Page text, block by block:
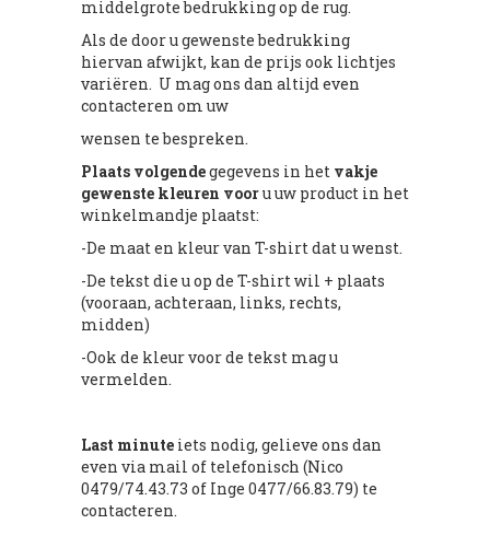
middelgrote bedrukking op de rug.
Als de door u gewenste bedrukking
hiervan afwijkt, kan de prijs ook lichtjes
variëren. U mag ons dan altijd even
contacteren om uw
wensen te bespreken.
Plaats volgendegegevens in het vakje
gewenste kleuren vooru uw product in het
winkelmandje plaatst:
-De maat en kleur van T-shirt dat u wenst.
-De tekst die u op de T-shirt wil + plaats
(vooraan, achteraan, links, rechts,
midden)
-Ook de kleur voor de tekst mag u
vermelden.
Last minute iets nodig, gelieve ons dan
even via mail of telefonisch (Nico
0479/74.43.73 of Inge 0477/66.83.79) te
contacteren.